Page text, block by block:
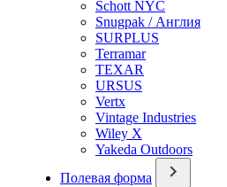
Schott NYC
Snugpak / Англия
SURPLUS
Terramar
TEXAR
URSUS
Vertx
Vintage Industries
Wiley X
Yakeda Outdoors
Полевая форма